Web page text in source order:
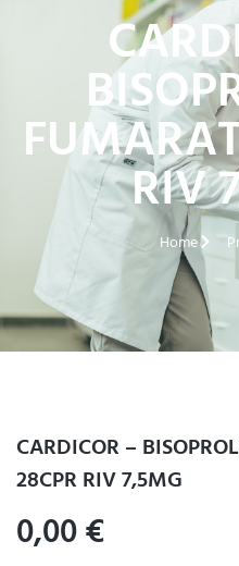
RIV
Home
CARDICOR –
28CPR RIV 7,5MG
0,00€